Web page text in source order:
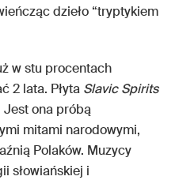
dzieło “tryptykiem
w stu procentach
2 lata. Płyta Slavic Spirits
Jest ona próbą
mitami narodowymi,
Polaków. Muzycy
słowiańskiej i